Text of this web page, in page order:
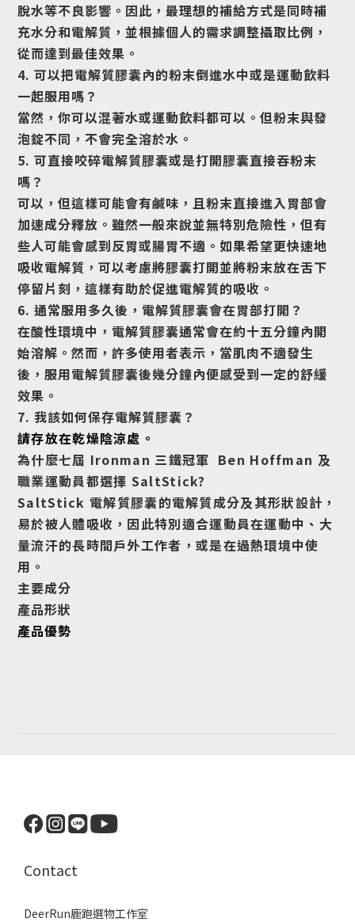
脫水等不良影響。因此，最理想的補給方式是同時補
充水分和電解質，並根據個人的需求調整攝取比例，
從而達到最佳效果。
4. 可以把電解質膠囊內的粉末倒進水中或是運動飲料
一起服用嗎？
當然，你可以混著水或運動飲料都可以。但粉末與發
泡錠不同，不會完全溶於水。
5. 可直接咬碎電解質膠囊或是打開膠囊直接吞粉末
嗎？
可以，但這樣可能會有鹹味，且粉末直接進入胃部會
加速成分釋放。雖然一般來說並無特別危險性，但有
些人可能會感到反胃或腸胃不適。如果希望更快速地
吸收電解質，可以考慮將膠囊打開並將粉末放在舌下
停留片刻，這樣有助於促進電解質的吸收。
6. 通常服用多久後，電解質膠囊會在胃部打開？
在酸性環境中，電解質膠囊通常會在約十五分鐘內開
始溶解。然而，許多使用者表示，當肌肉不適發生
後，服用電解質膠囊後幾分鐘內便感受到一定的舒緩
效果。
7. 我該如何保存電解質膠囊？
請存放在乾燥陰涼處。
為什麼七屆 Ironman 三鐵冠軍 Ben Hoffman 及
職業運動員都選擇 SaltStick?
SaltStick 電解質膠囊的電解質成分及其形狀設計，
易於被人體吸收，因此特別適合運動員在運動中、大
量流汗的長時間戶外工作者，或是在過熱環境中使
用。
主要成分
產品形狀
產品優勢
Contact
DeerRun鹿跑選物工作室